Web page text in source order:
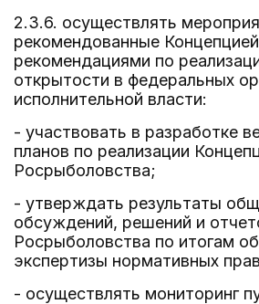
2.3.6. осуществлять
рекомендованные
рекомендациями по
открытости в федеральных
исполнительной власти:
- участвовать в разработке
планов по реализации
Росрыболовства;
- утверждать результаты
обсуждений, решений и
Росрыболовства по итогам
экспертизы нормативных
- осуществлять мониторинг